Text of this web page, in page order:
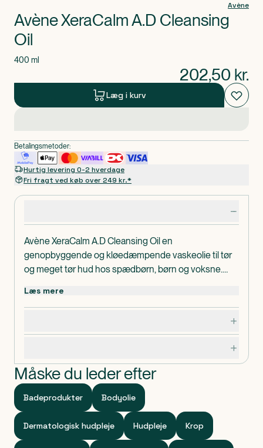
Avène XeraCalm A.D Cleansing Oil en
genopbyggende og kløedæmpende vaskeolie til tør
og meget tør hud hos spædbørn, børn og voksne.
virkning af postevand. Uden parfume. Dermatologisk
testet.
Læs mere
Måske du leder efter
Badeprodukter Bodyolie
Dermatologisk hudpleje Hudpleje Krop
Avène
Avène XeraCalm A.D Cleansing
Oil
400 ml
202,50 kr.
Læg i kurv
Betalingsmetoder:
Hurtig levering 0-2 hverdage
Fri fragt ved køb over 249 kr.*